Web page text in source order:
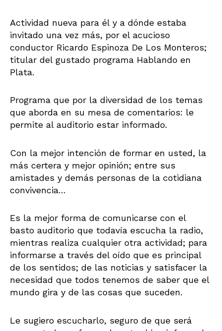
Actividad nueva para él y a dónde estaba
invitado una vez más, por el acucioso
conductor Ricardo Espinoza De Los Monteros;
titular del gustado programa Hablando en
Plata.
Programa que por la diversidad de los temas
que aborda en su mesa de comentarios: le
permite al auditorio estar informado.
Con la mejor intención de formar en usted, la
más certera y mejor opinión; entre sus
amistades y demás personas de la cotidiana
convivencia…
Es la mejor forma de comunicarse con el
basto auditorio que todavía escucha la radio,
mientras realiza cualquier otra actividad; para
informarse a través del oído que es principal
de los sentidos; de las noticias y satisfacer la
necesidad que todos tenemos de saber que el
mundo gira y de las cosas que suceden.
Le sugiero escucharlo, seguro de que será